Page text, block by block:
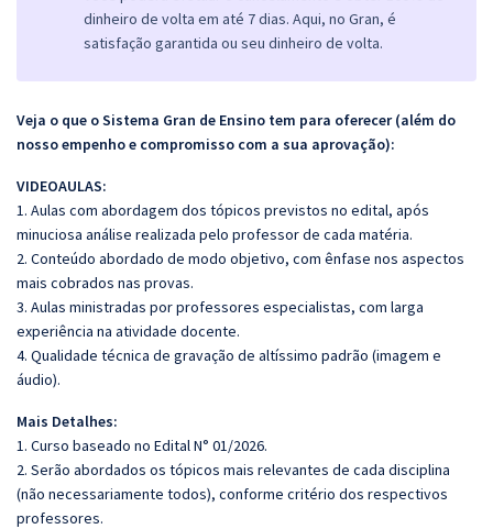
dinheiro de volta em até 7 dias. Aqui, no Gran, é
satisfação garantida ou seu dinheiro de volta.
Veja o que o Sistema Gran de Ensino tem para oferecer (além do
nosso empenho e compromisso com a sua aprovação):
VIDEOAULAS:
1. Aulas com abordagem dos tópicos previstos no edital, após
minuciosa análise realizada pelo professor de cada matéria.
2. Conteúdo abordado de modo objetivo, com ênfase nos aspectos
mais cobrados nas provas.
3. Aulas ministradas por professores especialistas, com larga
experiência na atividade docente.
4. Qualidade técnica de gravação de altíssimo padrão (imagem e
áudio).
Mais Detalhes:
1. Curso baseado no Edital N° 01/2026.
2. Serão abordados os tópicos mais relevantes de cada disciplina
(não necessariamente todos), conforme critério dos respectivos
professores.